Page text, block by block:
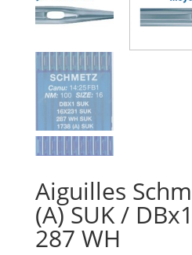
Aiguilles
(A) SUK /
287 WH